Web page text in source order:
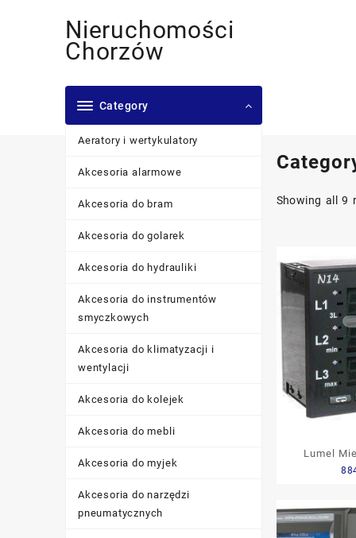
Nieruchomości
Chorzów
Category
Aeratory i wertykulatory
Akcesoria alarmowe
Akcesoria do bram
Akcesoria do golarek
Akcesoria do hydrauliki
Akcesoria do instrumentów
smyczkowych
Akcesoria do klimatyzacji i
wentylacji
Akcesoria do kolejek
Akcesoria do mebli
Akcesoria do myjek
Akcesoria do narzędzi
pneumatycznych
Showing all 9
Lumel
fazowej I